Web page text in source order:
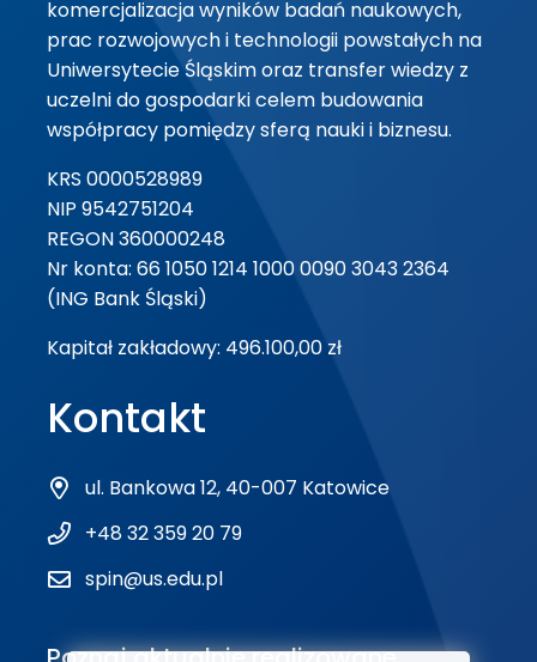
komercjalizacja wyników badań naukowych,
prac rozwojowych i technologii powstałych na
Uniwersytecie Śląskim oraz transfer wiedzy z
uczelni do gospodarki celem budowania
współpracy pomiędzy sferą nauki i biznesu.
KRS 0000528989
NIP 9542751204
REGON 360000248
Nr konta: 66 1050 1214 1000 0090 3043 2364
(ING Bank Śląski)
Kapitał zakładowy: 496.100,00 zł
Kontakt
ul. Bankowa 12, 40-007 Katowice
+48 32 359 20 79
spin@us.edu.pl